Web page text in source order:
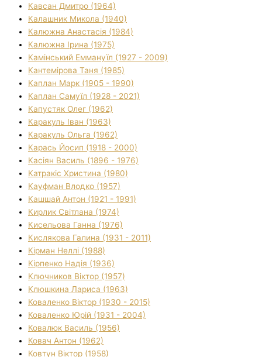
Кавсан Дмитро (1964)
Калашник Микола (1940)
Калюжна Анастасія (1984)
Калюжна Ірина (1975)
Камінський Еммануїл (1927 - 2009)
Кантемірова Таня (1985)
Каплан Марк (1905 - 1990)
Каплан Самуїл (1928 - 2021)
Капустяк Олег (1962)
Каракуль Іван (1963)
Каракуль Ольга (1962)
Карась Йосип (1918 - 2000)
Касіян Василь (1896 - 1976)
Катракіс Христина (1980)
Кауфман Влодко (1957)
Кашшай Антон (1921 - 1991)
Кирлик Світлана (1974)
Кисельова Ганна (1976)
Кислякова Галина (1931 - 2011)
Кірман Неллі (1988)
Кірпенко Надія (1936)
Ключников Віктор (1957)
Клюшкина Лариса (1963)
Коваленко Віктор (1930 - 2015)
Коваленко Юрій (1931 - 2004)
Ковалюк Василь (1956)
Ковач Антон (1962)
Ковтун Віктор (1958)